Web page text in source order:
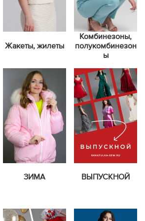
Жакеты, жилеты
Комбинезоны,
полукомбинезон
ы
ЗИМА ВЫПУСКНОЙ